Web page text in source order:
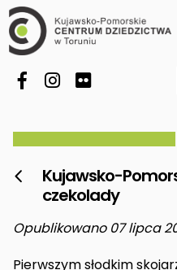

Kujawsko-
czekolady
Opublikowano 07 lipca
Pierwszym słodkim